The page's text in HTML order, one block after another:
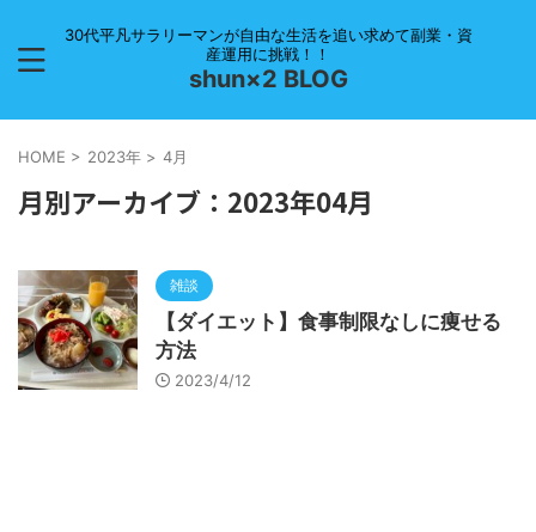
30代平凡サラリーマンが自由な生活を追い求めて副業・資
産運用に挑戦！！
shun×2 BLOG
HOME > 2023年 > 4月
月別アーカイブ：2023年04月
雑談
【ダイエット】食事制限なしに痩せる
方法
2023/4/12